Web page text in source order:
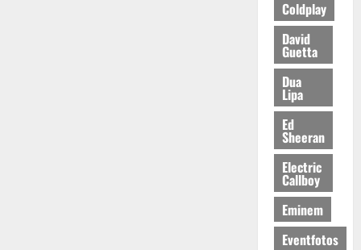
Coldplay
David
Guetta
Dua
Lipa
Ed
Sheeran
Electric
Callboy
Eminem
Eventfotos